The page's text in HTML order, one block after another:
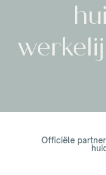
Officiële